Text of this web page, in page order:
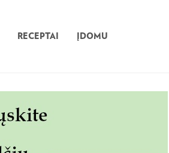
RECEPTAI ĮDOMU